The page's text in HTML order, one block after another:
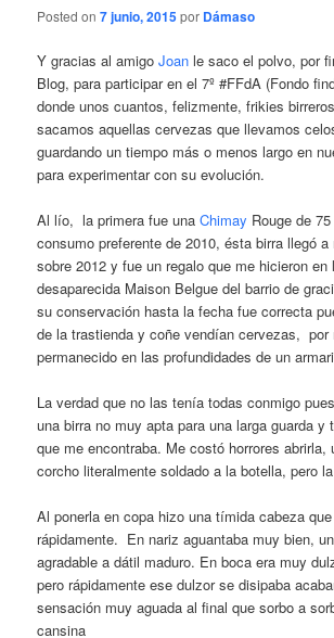
Posted on7 junio, 2015por Dámaso
Y gracias al amigoJoan le saco el polvo, por
Blog, para participar en el 7º #FFdA (Fondo
donde unos cuantos, felizmente, frikies birreros
sacamos aquellas cervezas que llevamos
guardando un tiempo más o menos largo en
para experimentar con su evolución.
Al lío, la primera fue unaChimay Rouge de
consumo preferente de 2010, ésta birra llegó
sobre 2012 y fue un regalo que me hicieron
desaparecida Maison Belgue del barrio de
su conservación hasta la fecha fue correcta
de la trastienda y coñe vendían cervezas, por
permanecido en las profundidades de un
La verdad que no las tenía todas conmigo
una birra no muy apta para una larga guarda y
que me encontraba. Me costó horrores abrirla,
corcho literalmente soldado a la botella, pero
Al ponerla en copa hizo una tímida cabeza
rápidamente. En nariz aguantaba muy bien,
agradable a dátil maduro. En boca era muy
pero rápidamente ese dulzor se disipaba
sensación muy aguada al final que sorbo a
cansina